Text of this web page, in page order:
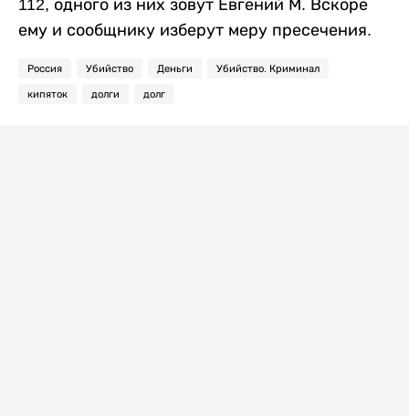
112, одного из них зовут Евгений М. Вскоре
ему и сообщнику изберут меру пресечения.
Россия Убийство Деньги Убийство. Криминал
кипяток долги долг